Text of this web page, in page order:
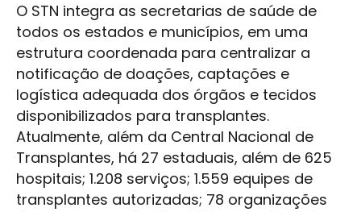
O STN integra as secretarias de saúde de
todos os estados e municípios, em uma
estrutura coordenada para centralizar a
notificação de doações, captações e
logística adequada dos órgãos e tecidos
disponibilizados para transplantes.
Atualmente, além da Central Nacional de
Transplantes, há 27 estaduais, além de 625
hospitais; 1.208 serviços; 1.559 equipes de
transplantes autorizadas; 78 organizações